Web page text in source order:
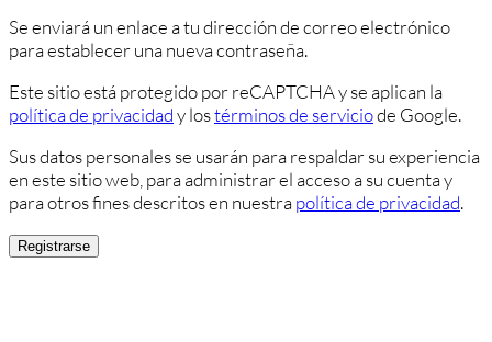
Se enviará un enlace a tu dirección de correo electrónico
para establecer una nueva contraseña.
Este sitio está protegido por reCAPTCHA y se aplican la
política de privacidady lostérminos de serviciode Google.
Sus datos personales se usarán para respaldar su experiencia
en este sitio web, para administrar el acceso a su cuenta y
para otros fines descritos en nuestrapolítica de privacidad.
Registrarse